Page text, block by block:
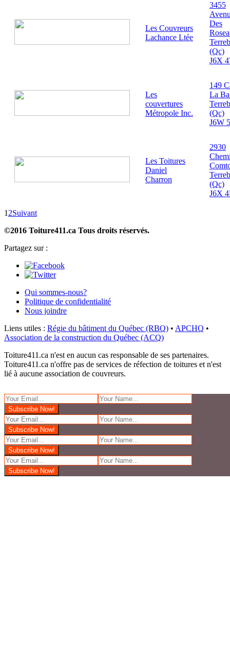
Les Couvreurs
Lachance Ltée
3455
Des
(Qc)
J6X
Les
couvertures
Métropole Inc.
149
La
(Qc)
J6W
Les Toitures
Daniel
Charron
2930
(Qc)
J6X
12Suivant
©2016 Toiture411.ca Tous droits réservés.
Partagez sur :
Qui sommes-nous?
Politique de confidentialité
Nous joindre
Liens utiles : Régie du bâtiment du Québec (RBQ) • APCHQ •
Association de la construction du Québec (ACQ)
Toiture411.ca n'est en aucun cas responsable de ses partenaires.
Toiture411.ca n'offre pas de services de réfection de toitures et n'est
lié à aucune association de couvreurs.